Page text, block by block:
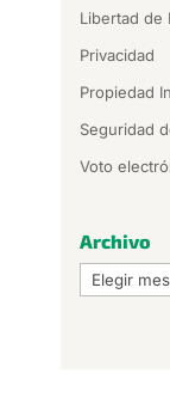
Libertad de
Privacidad
Propiedad
Seguridad
Voto
Archivo
Archivo